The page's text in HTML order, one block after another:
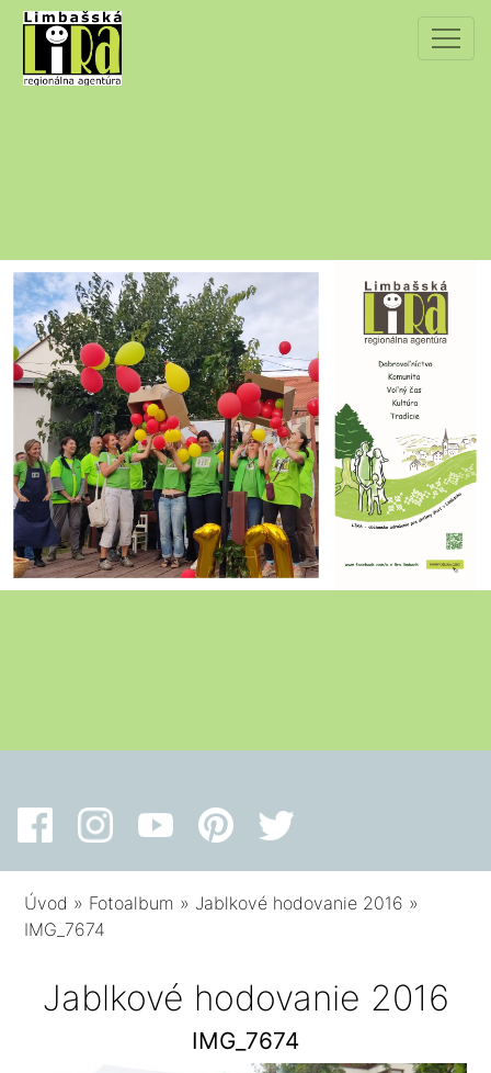
Úvod » Fotoalbum » Jablkové hodovanie 2016 »
IMG_7674
Jablkové hodovanie 2016
IMG_7674